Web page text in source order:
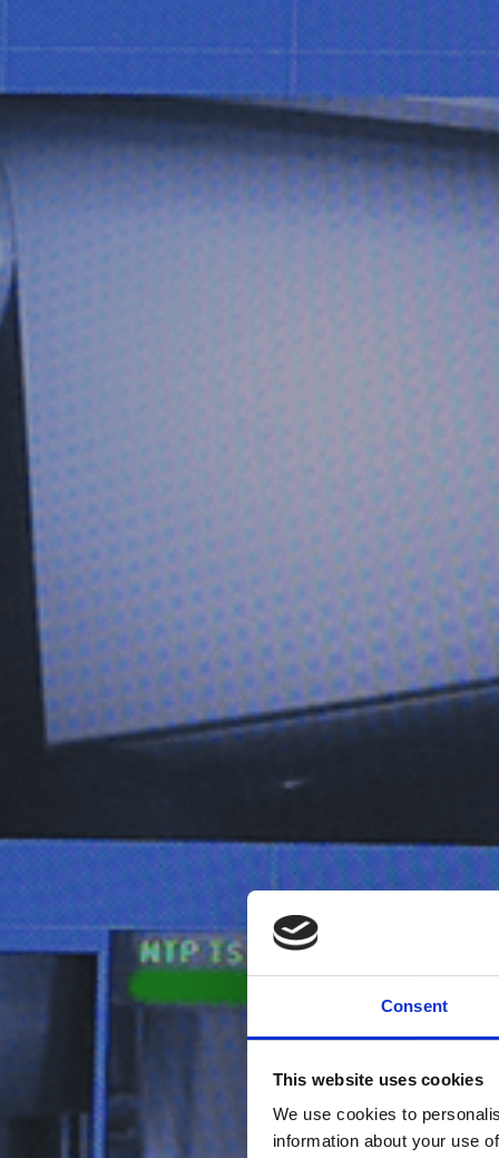
Consent
This website uses cookies
We use cookies to
information about your use